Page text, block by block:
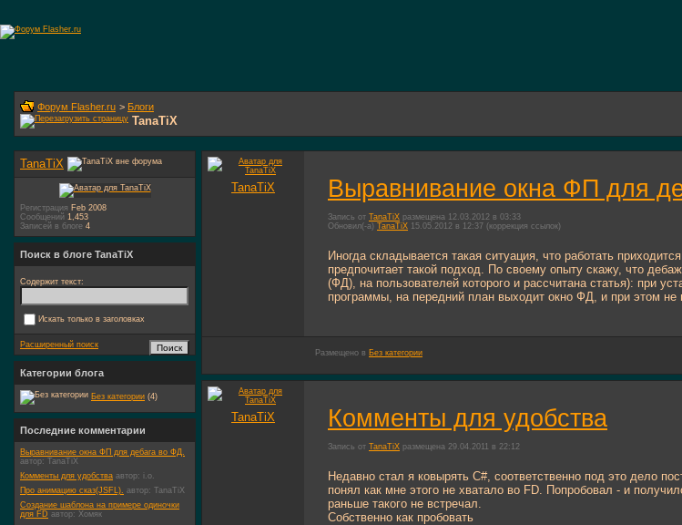
Форум Flasher.ru > Блоги
TanaTiX
TanaTiX Выравнивание окна ФП для
Запись от TanaTiX размещена 12.03.2012 в 03:33
Обновил(-а) TanaTiX 15.05.2012 в 12:37 (коррекция ссылок)
Иногда складывается такая ситуация, что работать
предпочитает такой подход. По своему опыту скажу, что
(ФД), на пользователей которого и рассчитана статья): при
программы, на передний план выходит окно ФД, и при этом не
Размещено в Без категории
TanaTiX Комменты для удобства
Запись от TanaTiX размещена 29.04.2011 в 22:12
Недавно стал я ковырять C#, соответственно под это дело
понял как мне этого не хватало во FD. Попробовал - и
раньше такого не встречал.
Собственно как пробовать
TanaTiX
Регистрация Feb 2008
Сообщений 1,453
Записей в блоге 4
Поиск в блоге TanaTiX
Содержит текст:
Искать только в заголовках
Расширенный поиск
Категории блога
Без категории (4)
Последние комментарии
Выравнивание окна ФП для дебага во ФД.
автор: TanaTiX
Комменты для удобства автор:
i.o.
Про анимацию сказ(JSFL). автор: TanaTiX
Создание шаблона на примере одиночки
для FD автор: Хомяк